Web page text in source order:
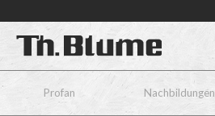
Profan Nachbildungen